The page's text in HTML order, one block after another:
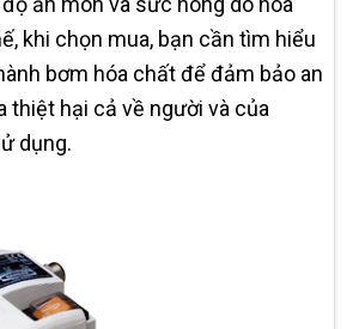
khi chọn mua, bạn cần tìm hiểu
bơm hóa chất để đảm bảo an
thiệt hại cả về người và của
dụng.